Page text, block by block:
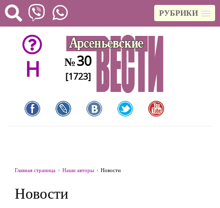
РУБРИКИ
H №30
[1723]
Главная страница Наши авторы Новости
Новости